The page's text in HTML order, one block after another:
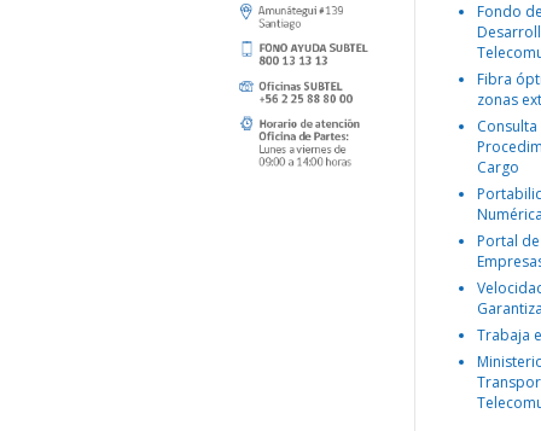
Fondo
Fibra
zonas
Consulta
Cargo
Portal
Trabaja